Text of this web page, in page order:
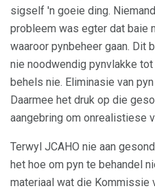
sigself 'n goeie ding.
probleem was egter dat baie
waaroor pynbeheer gaan. Dit
nie noodwendig pynvlakke
behels nie. Eliminasie van
Daarmee het druk op die
aangebring om onrealistiese
Terwyl JCAHO nie aan
het hoe om pyn te behandel
materiaal wat die Kommissie